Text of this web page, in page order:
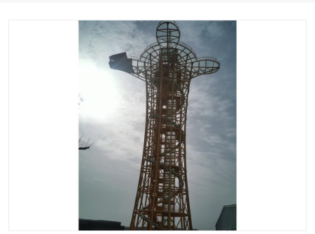
儿童乐园设备
水上乐园设备
攀岩器材
空中自行车
玻璃滑道
网红桥